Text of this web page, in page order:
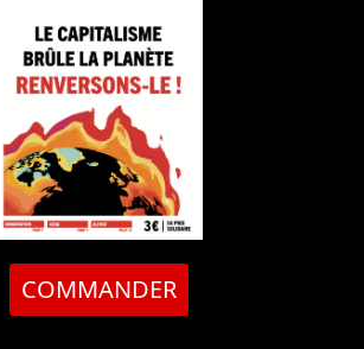
COMMANDER